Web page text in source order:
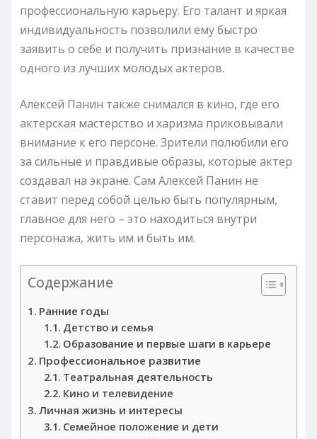
профессиональную карьеру. Его талант и яркая
индивидуальность позволили ему быстро
заявить о себе и получить признание в качестве
одного из лучших молодых актеров.
Алексей Панин также снимался в кино, где его
актерская мастерство и харизма приковывали
внимание к его персоне. Зрители полюбили его
за сильные и правдивые образы, которые актер
создавал на экране. Сам Алексей Панин не
ставит перед собой целью быть популярным,
главное для него – это находиться внутри
персонажа, жить им и быть им.
Содержание
Ранние годы
Детство и семья
Образование и первые шаги в карьере
Профессиональное развитие
Театральная деятельность
Кино и телевидение
Личная жизнь и интересы
Семейное положение и дети